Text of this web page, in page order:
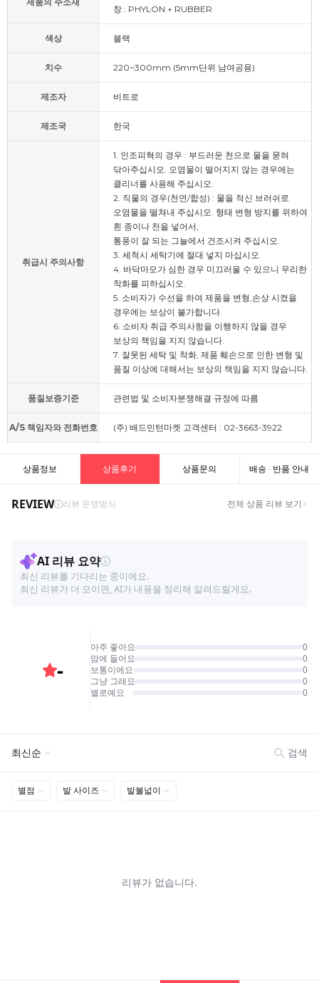
창 : PHYLON + RUBBER
색상 블랙
치수 220~300mm (5mm단위 남여공용)
제조자 비트로
제조국 한국
취급시 주의사항
1. 인조피혁의 경우 : 부드러운 천으로 물을 묻혀
닦아주십시오. 오염물이 떨어지지 않는 경우에는
클리너를 사용해 주십시오.
2. 직물의 경우(천연/합성) : 물을 적신 브러쉬로
오염물을 떨쳐내 주십시오. 형태 변형 방지를 위하여
흰 종이나 천을 넣어서,
통풍이 잘 되는 그늘에서 건조시켜 주십시오.
3. 세척시 세탁기에 절대 넣지 마십시오.
4. 바닥마모가 심한 경우 미끄러울 수 있으니 무리한
착화를 피하십시오.
5. 소비자가 수선을 하여 제품을 변형,손상 시켰을
경우에는 보상이 불가합니다.
6. 소비자 취급 주의사항을 이행하지 않을 경우
보상의 책임을 지지 않습니다.
7. 잘못된 세탁 및 착화, 제품 훼손으로 인한 변형 및
품질 이상에 대해서는 보상의 책임을 지지 않습니다.
품질보증기준 관련법 및 소비자분쟁해결 규정에 따름
A/S 책임자와 전화번호 (주) 배드민턴마켓 고객센터 : 02-3663-3922
상품정보 상품후기 상품문의 배송 · 반품 안내